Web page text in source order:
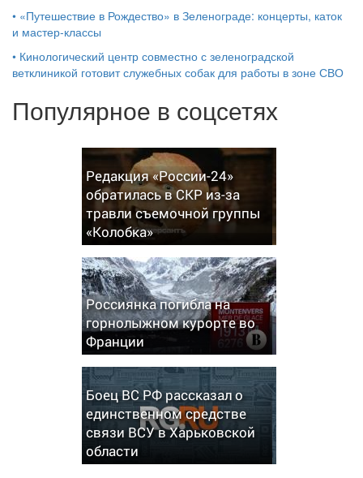
• «Путешествие в Рождество» в Зеленограде: концерты, каток
и мастер‑классы
• Кинологический центр совместно с зеленоградской
ветклиникой готовит служебных собак для работы в зоне СВО
Популярное в соцсетях
Редакция «России-24»
обратилась в СКР из-за
травли съемочной группы
«Колобка»
Россиянка погибла на
горнолыжном курорте во
Франции
Боец ВС РФ рассказал о
единственном средстве
связи ВСУ в Харьковской
области